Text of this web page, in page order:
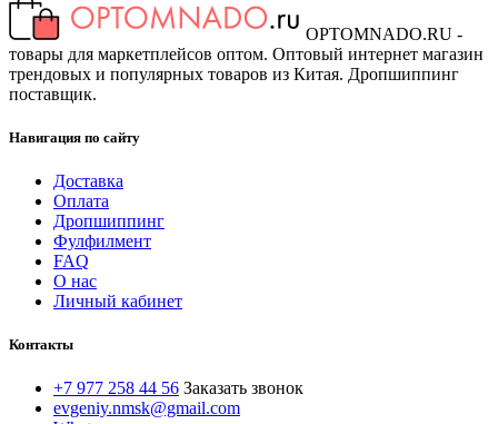
OPTOMNADO.RU -
товары для маркетплейсов оптом. Оптовый интернет магазин
трендовых и популярных товаров из Китая. Дропшиппинг
поставщик.
Навигация по сайту
Доставка
Оплата
Дропшиппинг
Фулфилмент
FAQ
О нас
Личный кабинет
Контакты
+7 977 258 44 56 Заказать звонок
evgeniy.nmsk@gmail.com